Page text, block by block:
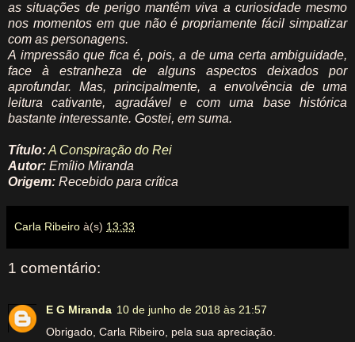
as situações de perigo mantêm viva a curiosidade mesmo
nos momentos em que não é propriamente fácil simpatizar
com as personagens.
A impressão que fica é, pois, a de uma certa ambiguidade,
face à estranheza de alguns aspectos deixados por
aprofundar. Mas, principalmente, a envolvência de uma
leitura cativante, agradável e com uma base histórica
bastante interessante. Gostei, em suma.
Título:A Conspiração do Rei
Autor: Emílio Miranda
Origem: Recebido para crítica
Carla Ribeiro à(s) 13:33
1 comentário:
E G Miranda 10 de junho de 2018 às 21:57
Obrigado, Carla Ribeiro, pela sua apreciação.